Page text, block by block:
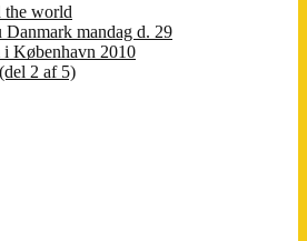
the world
mandag d. 29
København 2010
2 af 5)